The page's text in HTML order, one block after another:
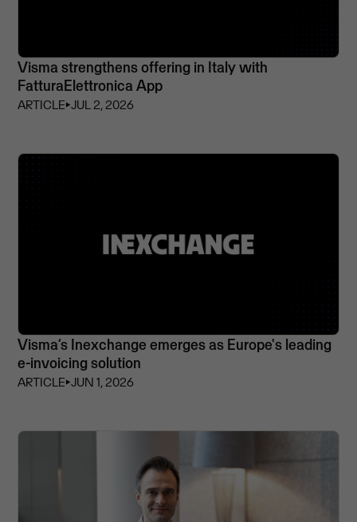
Visma strengthens offering in Italy with
FatturaElettronica App
ARTICLE⏵JUL 2, 2026
Visma’s Inexchange emerges as Europe's leading
e-invoicing solution
ARTICLE⏵JUN 1, 2026